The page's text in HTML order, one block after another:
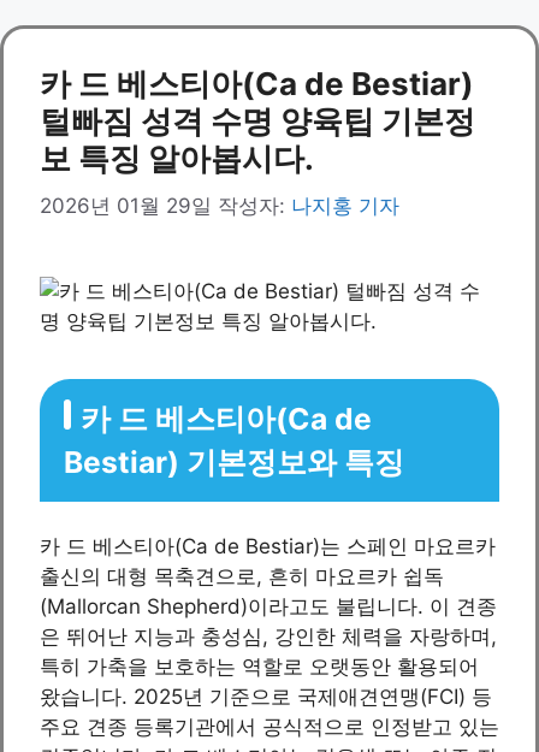
카 드 베스티아(Ca de Bestiar)
털빠짐 성격 수명 양육팁 기본정
보 특징 알아봅시다.
2026년 01월 29일 작성자: 나지홍 기자
카 드 베스티아(Ca de
Bestiar) 기본정보와 특징
카 드 베스티아(Ca de Bestiar)는 스페인 마요르카
출신의 대형 목축견으로, 흔히 마요르카 쉽독
(Mallorcan Shepherd)이라고도 불립니다. 이 견종
은 뛰어난 지능과 충성심, 강인한 체력을 자랑하며,
특히 가축을 보호하는 역할로 오랫동안 활용되어
왔습니다. 2025년 기준으로 국제애견연맹(FCI) 등
주요 견종 등록기관에서 공식적으로 인정받고 있는